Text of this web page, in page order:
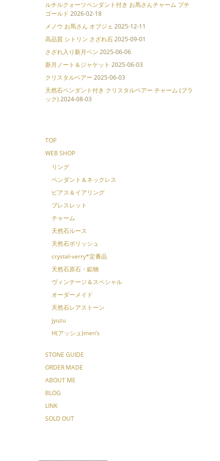
ルチルクォーツペンダント付き お馬さんチャーム プチ
ゴールド 2026-02-18
メノウ お馬さん オブジェ 2025-12-11
高品質 シトリン さざれ石 2025-09-01
さざれ入り新月ペン 2025-06-06
新月ノート＆ジャケット 2025-06-03
クリスタルベアー 2025-06-03
天然石ペンダント付き クリスタルベアー チャーム (ブラ
ック) 2024-08-03
TOP
WEB SHOP
リング
ペンダント＆ネックレス
ピアス＆イアリング
ブレスレット
チャーム
天然石ルース
天然石ポリッシュ
crystal-verry*定番品
天然石原石・鉱物
ヴィンテージ＆スペシャル
オーダーメイド
天然石レアストーン
jyuzu
H(アッシュ)men’s
STONE GUIDE
ORDER MADE
ABOUT ME
BLOG
LINK
SOLD OUT